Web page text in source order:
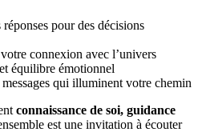
pour des décisions
connexion avec l’univers
équilibre émotionnel
qui illuminent votre chemin
connaissance de soi, guidance
est une invitation à écouter